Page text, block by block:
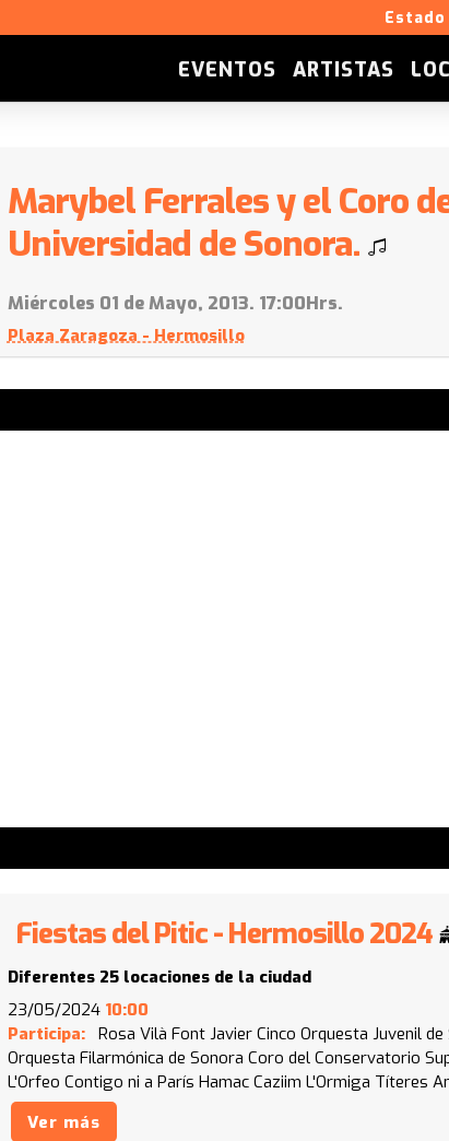
Estado
ARTISTAS
EVENTOS
Marybel Ferrales y el Coro
Universidad de Sonora.
Miércoles 01 de Mayo, 2013. 17:00Hrs.
Plaza Zaragoza - Hermosillo
Fiestas del Pitic - Hermosillo 2024
Diferentes 25 locaciones de la ciudad
23/05/2024 10:00
Participa:
Rosa Vilà Font Javier Cinco Orquesta Juvenil de
Orquesta Filarmónica de Sonora Coro del Conservatorio
L'Orfeo Contigo ni a París Hamac Caziim L'Ormiga Títeres
Ver más